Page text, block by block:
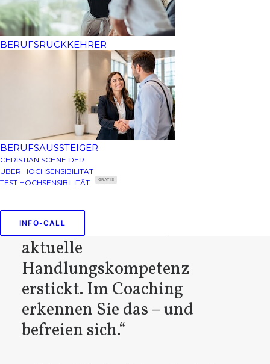
BERUFSRÜCKKEHRER
BERUFSAUSSTEIGER
CHRISTIAN SCHNEIDER
ÜBER HOCHSENSIBILITÄT
TEST HOCHSENSIBILITÄT
GRATIS
INFO-CALL
Ihre persönliche und berufliche Entwicklung
voranzutreiben.
„Methoden der Selbstführung
entfalten erst dann ihre volle
Kraft, wenn Sie mit sich
selbst im Reinen sind. Sollte
hingegen Ihr
Unterbewusstsein angefüllt
sein mit Blockaden, wird ihre
aktuelle
Handlungskompetenz
erstickt. Im Coaching
erkennen Sie das – und
befreien sich.“